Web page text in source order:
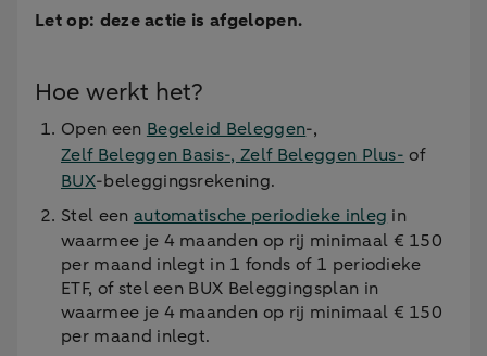
Let op: deze actie is afgelopen.
Hoe werkt het?
Open een Begeleid Beleggen-,
Zelf Beleggen Basis-,Zelf Beleggen Plus- of
BUX-beleggingsrekening.
Stel een automatische periodieke inleg in
waarmee je 4 maanden op rij minimaal € 150
per maand inlegt in 1 fonds of 1 periodieke
ETF, of stel een BUX Beleggingsplan in
waarmee je 4 maanden op rij minimaal € 150
per maand inlegt.